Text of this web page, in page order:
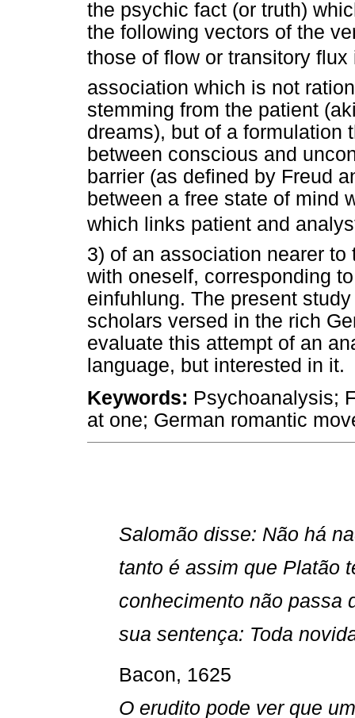
the psychic fact (or truth)
the following vectors of the
those of flow or transitory
association which is not
stemming from the patient
dreams), but of a formulation
between conscious and
barrier (as defined by Freud
between a free state of mind
which links patient and
3) of an association nearer
with oneself, corresponding
einfuhlung. The present
scholars versed in the rich
evaluate this attempt of an
language, but interested in it.
Keywords: Psychoanalysis;
at one; German romantic
Salomão disse: Não há
tanto é assim que Platão
conhecimento não passa
sua sentença: Toda
Bacon, 1625
O erudito pode ver que